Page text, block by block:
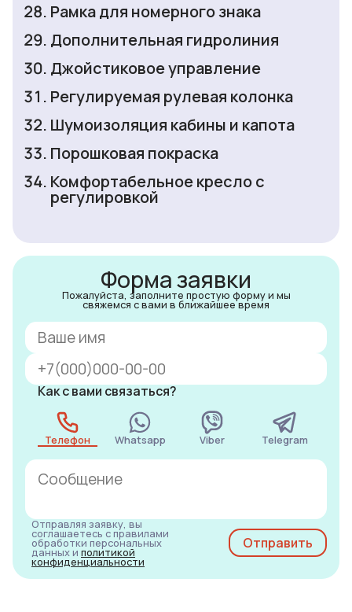
Рамка для номерного знака
Дополнительная гидролиния
Джойстиковое управление
Регулируемая рулевая колонка
Шумоизоляция кабины и капота
Порошковая покраска
Комфортабельное кресло с
регулировкой
Форма заявки
Пожалуйста, заполните простую форму и мы
свяжемся с вами в ближайшее время
Как с вами связаться?
Телефон Whatsapp Viber Telegram
Отправляя заявку, вы
соглашаетесь с правилами
обработки персональных
данных и политикой
конфиденциальности